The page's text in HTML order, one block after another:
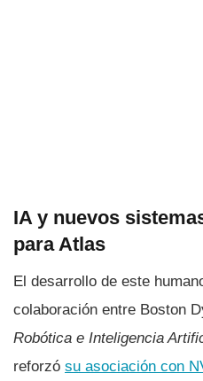
IA y nuevos
para Atlas
El desarrollo de este
colaboración entre Boston
Robótica e Inteligencia
reforzó su asociación con